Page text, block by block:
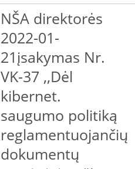
NŠA direktorės
2022-01-
21įsakymas Nr.
VK-37 ,,Dėl
kibernet.
saugumo politiką
reglamentuojančių
dokumentų